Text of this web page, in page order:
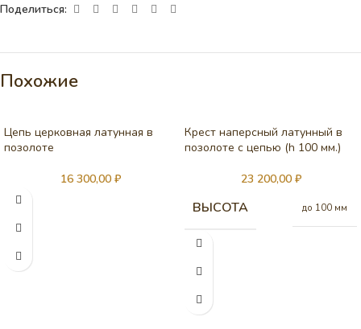
Поделиться:
Похожие
Цепь церковная латунная в
позолоте
16 300,00 ₽
Крест наперсный латунный в
позолоте с цепью (h 100 мм.)
23 200,00 ₽
ВЫСОТА до 100 мм